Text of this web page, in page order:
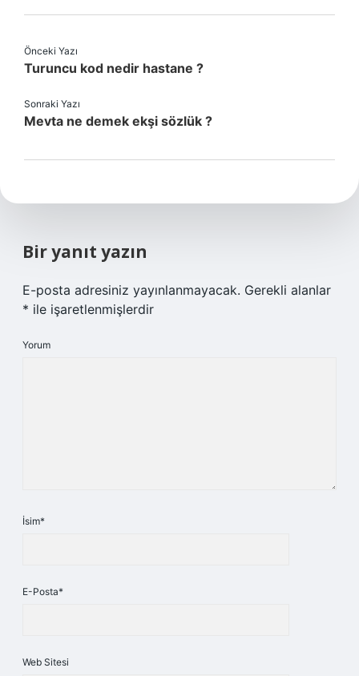
Önceki Yazı
Turuncu kod nedir hastane ?
Sonraki Yazı
Mevta ne demek ekşi sözlük ?
Bir yanıt yazın
E-posta adresiniz yayınlanmayacak. Gerekli alanlar
* ile işaretlenmişlerdir
Yorum
İsim*
E-Posta*
Web Sitesi